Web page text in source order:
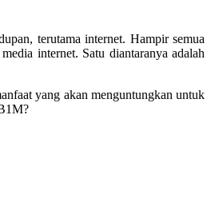
terutama internet. Hampir semua
internet. Satu diantaranya adalah
yang akan menguntungkan untuk